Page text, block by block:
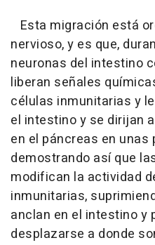
Esta migración está
nervioso, y es que,
neuronas del intestino
liberan señales
células inmunitarias y
el intestino y se dirijan
en el páncreas en unas
demostrando así que
modifican la actividad
inmunitarias,
anclan en el intestino y
desplazarse a donde